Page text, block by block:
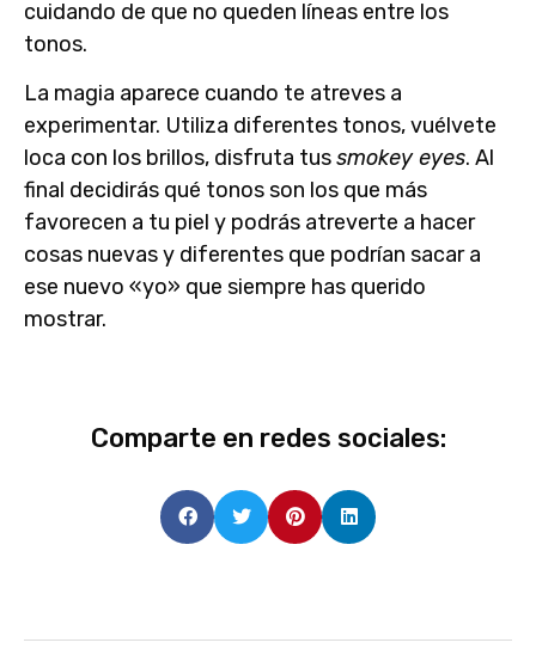
cuidando de que no queden líneas entre los
tonos.
La magia aparece cuando te atreves a
experimentar. Utiliza diferentes tonos, vuélvete
loca con los brillos, disfruta tussmokey eyes. Al
final decidirás qué tonos son los que más
favorecen a tu piel y podrás atreverte a hacer
cosas nuevasy diferentes que podrían sacar a
ese nuevo «yo» que siempre has querido
mostrar.
Comparte en redes sociales: